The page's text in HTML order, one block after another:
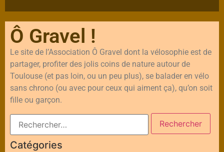
Ô Gravel !
Le site de l’Association Ô Gravel dont la vélosophie est de
partager, profiter des jolis coins de nature autour de
Toulouse (et pas loin, ou un peu plus), se balader en vélo
sans chrono (ou avec pour ceux qui aiment ça), qu’on soit
fille ou garçon.
Catégories